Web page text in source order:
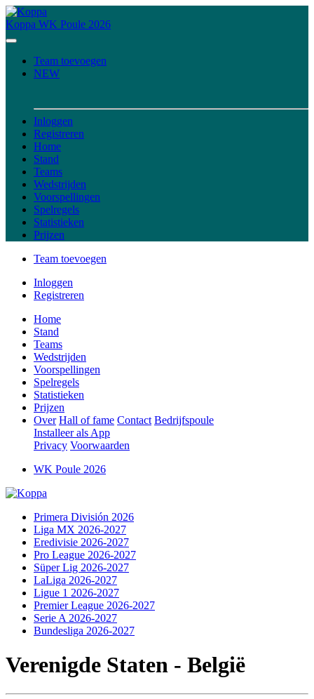
Koppa WK Poule 2026
Team toevoegen
NEW
Inloggen
Registreren
Home
Stand
Teams
Wedstrijden
Voorspellingen
Spelregels
Statistieken
Prijzen
Team toevoegen
Inloggen
Registreren
Home
Stand
Teams
Wedstrijden
Voorspellingen
Spelregels
Statistieken
Prijzen
Over Hall of fame Contact Bedrijfspoule
Installeer als App
Privacy Voorwaarden
WK Poule 2026
Primera División 2026
Liga MX 2026-2027
Eredivisie 2026-2027
Pro League 2026-2027
Süper Lig 2026-2027
LaLiga 2026-2027
Ligue 1 2026-2027
Premier League 2026-2027
Serie A 2026-2027
Bundesliga 2026-2027
Verenigde Staten - België